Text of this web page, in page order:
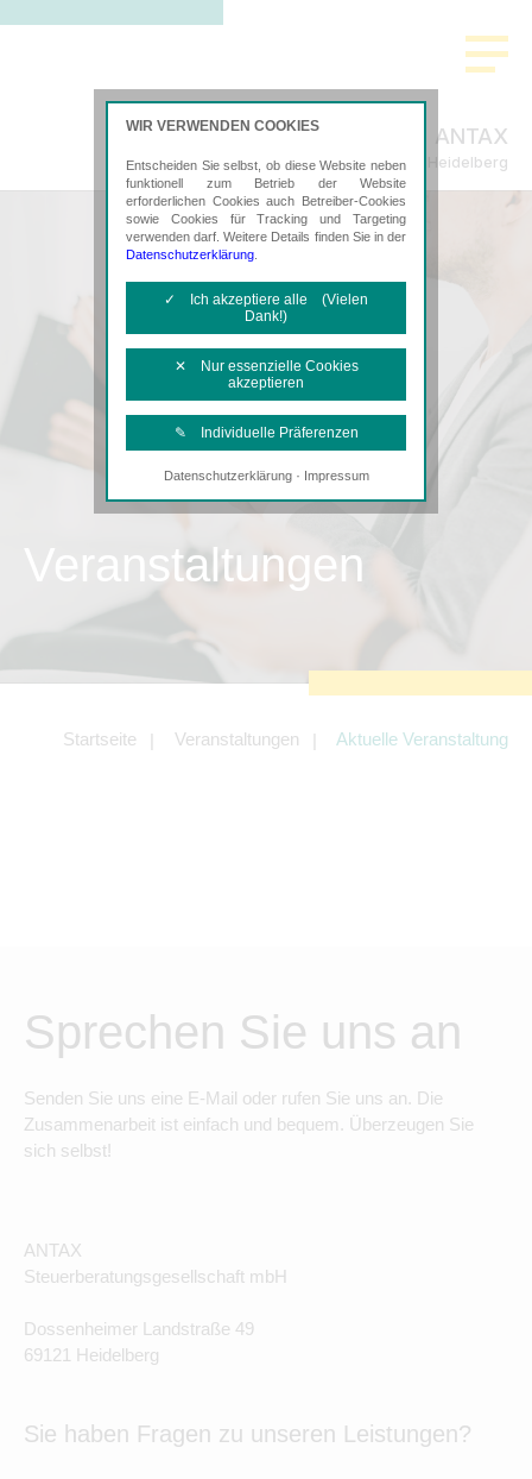
ANTAX
Steuerberatung in Heidelberg
Veranstaltungen
Startseite Veranstaltungen Aktuelle Veranstaltung
Sprechen Sie uns an
Senden Sie uns eine E-Mail oder rufen Sie uns an. Die
Zusammenarbeit ist einfach und bequem. Überzeugen Sie
sich selbst!
ANTAX
Steuerberatungsgesellschaft mbH
Dossenheimer Landstraße 49
69121 Heidelberg
Sie haben Fragen zu unseren Leistungen?
WIR VERWENDEN COOKIES
Entscheiden Sie selbst, ob diese Website neben
funktionell zum Betrieb der Website
erforderlichen Cookies auch Betreiber-Cookies
sowie Cookies für Tracking und Targeting
verwenden darf. Weitere Details finden Sie in der
Datenschutzerklärung
✓ Ich akzeptiere alle (Vielen
Dank!)
✕ Nur essenzielle Cookies
akzeptieren
✎ Individuelle Präferenzen
Notwendige Cookies
Diese Cookies sind erforderlich, um die
Tracking- und Targeting-Cookies
Angebotes einschließlich der
Angeboten von z.B. Facebook und
LinkedIn.
Datenschutzerklärung· Impressum